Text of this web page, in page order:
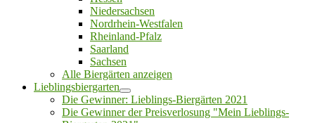
Niedersachsen
Nordrhein-Westfalen
Rheinland-Pfalz
Saarland
Sachsen
Alle Biergärten anzeigen
Lieblingsbiergarten
Die Gewinner: Lieblings-Biergärten 2021
Die Gewinner der Preisverlosung "Mein Lieblings-